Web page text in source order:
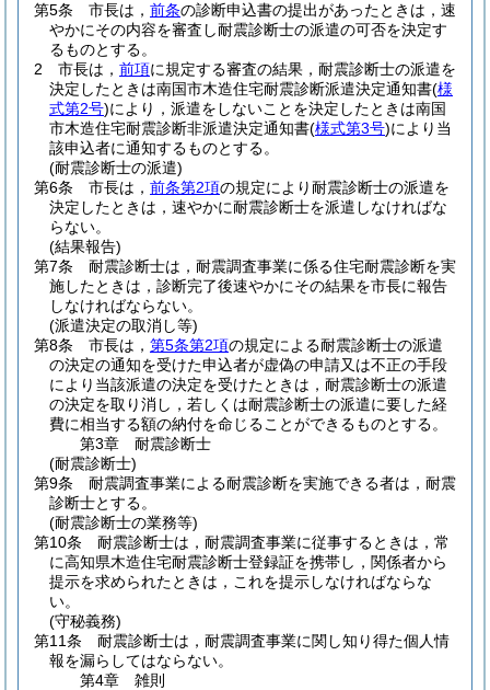
第5条
市長は， 前条の診断申込書の提出があったときは，速
やかにその内容を審査し耐震診断士の派遣の可否を決定す
るものとする。
2
市長は， 前項に規定する審査の結果，耐震診断士の派遣を
決定したときは南国市木造住宅耐震診断派遣決定通知書(様
式第2号)により，派遣をしないことを決定したときは南国
市木造住宅耐震診断非派遣決定通知書(様式第3号)により当
該申込者に通知するものとする。
(耐震診断士の派遣)
第6条
市長は， 前条第2項の規定により耐震診断士の派遣を
決定したときは，速やかに耐震診断士を派遣しなければな
らない。
(結果報告)
第7条
耐震診断士は，耐震調査事業に係る住宅耐震診断を実
施したときは，診断完了後速やかにその結果を市長に報告
しなければならない。
(派遣決定の取消し等)
第8条
市長は， 第5条第2項の規定による耐震診断士の派遣
の決定の通知を受けた申込者が虚偽の申請又は不正の手段
により当該派遣の決定を受けたときは，耐震診断士の派遣
の決定を取り消し，若しくは耐震診断士の派遣に要した経
費に相当する額の納付を命じることができるものとする。
第3章
耐震診断士
(耐震診断士)
第9条
耐震調査事業による耐震診断を実施できる者は，耐震
診断士とする。
(耐震診断士の業務等)
第10条
耐震診断士は，耐震調査事業に従事するときは，常
に高知県木造住宅耐震診断士登録証を携帯し，関係者から
提示を求められたときは，これを提示しなければならな
い。
(守秘義務)
第11条
耐震診断士は，耐震調査事業に関し知り得た個人情
報を漏らしてはならない。
第4章
雑則